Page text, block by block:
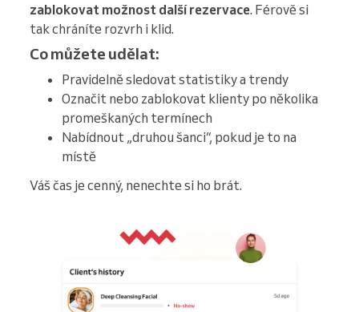
zablokovat možnost další rezervace. Férově si
tak chráníte rozvrh i klid.
Co můžete udělat:
Pravidelně sledovat statistiky a trendy
Označit nebo zablokovat klienty po několika
promeškaných termínech
Nabídnout „druhou šanci“, pokud je to na
místě
Váš čas je cenný, nenechte si ho brát.